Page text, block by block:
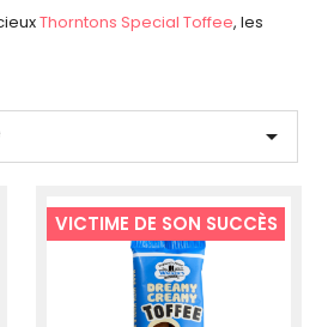
Thorntons Special Toffee, les

VICTIME DE SON SUCCÈS